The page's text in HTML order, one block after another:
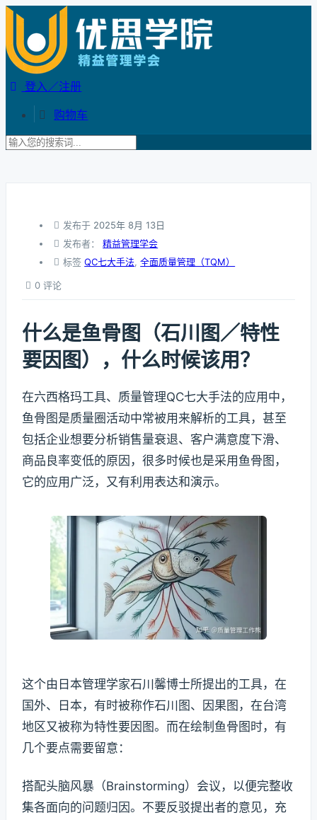
登入／注册
购物车
发布于 2025年 8月 13日
发布者：精益管理学会
标签QC七大手法 ,全面质量管理（TQM）
0 评论
什么是鱼骨图（石川图／特性
要因图），什么时候该用？
在六西格玛工具、 质量管理QC七大手法的应用中，
鱼骨图是质量圈活动中常被用来解析的工具，甚至
包括企业想要分析销售量衰退、客户满意度下滑、
商品良率变低的原因，很多时候也是采用鱼骨图，
它的应用广泛，又有利用表达和演示。
这个由日本管理学家石川馨博士所提出的工具，在
国外、日本，有时被称作石川图、因果图，在台湾
地区又被称为特性要因图。而在绘制鱼骨图时，有
几个要点需要留意：
搭配头脑风暴（Brainstorming）会议，以便完整收
集各面向的问题归因。不要反驳提出者的意见，充